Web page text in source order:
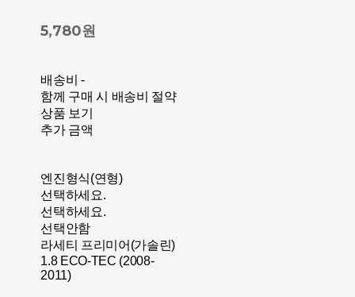
5,780원
배송비 -
함께 구매 시 배송비 절약
상품 보기
추가 금액
엔진형식(연형)
선택하세요.
선택하세요.
선택안함
라세티 프리미어(가솔린)
1.8 ECO-TEC (2008-
2011)